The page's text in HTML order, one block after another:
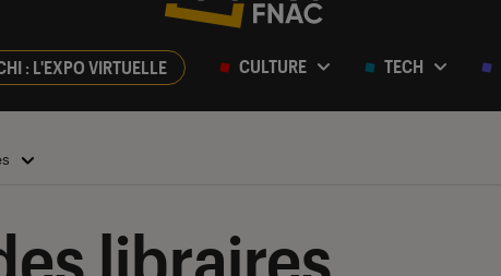
: L'EXPO VIRTUELLE CULTURE TECH
libraires